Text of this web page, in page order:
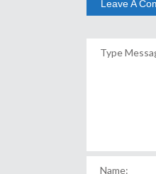
Leave A